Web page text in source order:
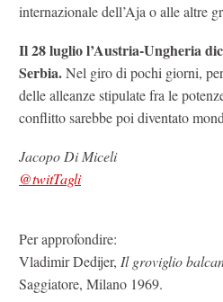
internazionale dell’Aja o alle altre
Il 28 luglio l’Austria-Ungheria
Serbia.Nel giro di pochi giorni,
delle alleanze stipulate fra le
conflitto sarebbe poi diventato
Jacopo Di Miceli
@twitTagli
Per approfondire:
Vladimir Dedijer, Il groviglio
Saggiatore, Milano 1969.